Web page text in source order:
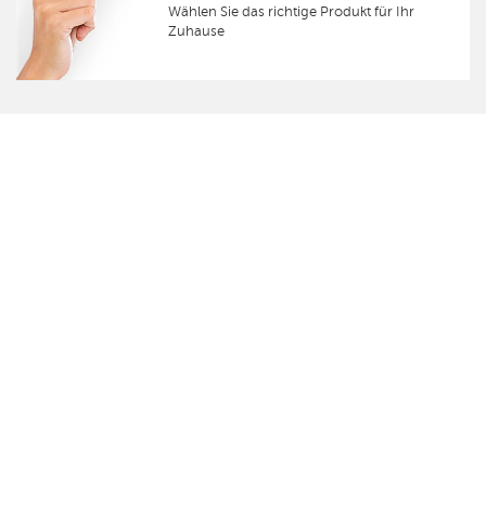
Wählen Sie das richtige Produkt für Ihr
Zuhause